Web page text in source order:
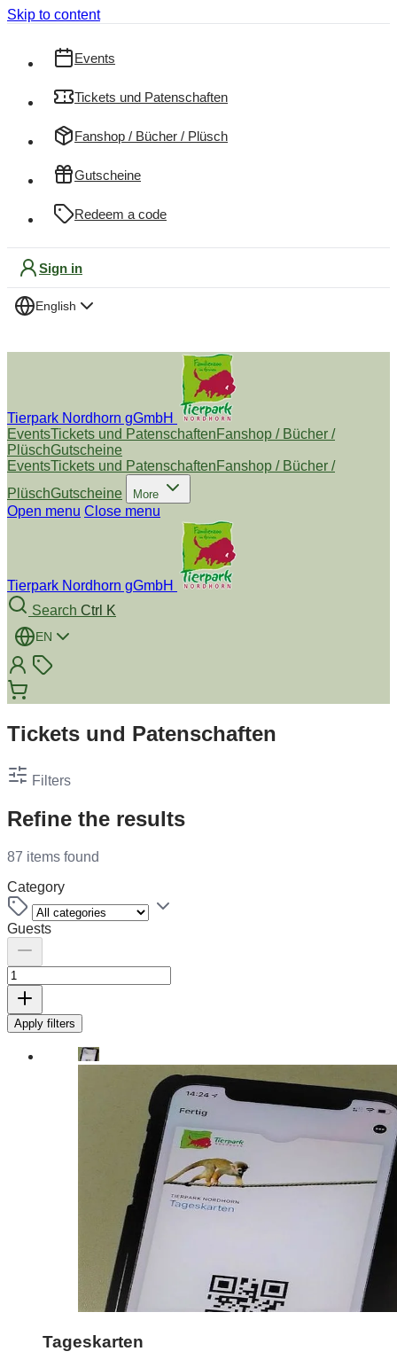
Skip to content
Events
Tickets und Patenschaften
Fanshop / Bücher / Plüsch
Gutscheine
Redeem a code
Sign in
English
Tierpark Nordhorn gGmbH
EventsTickets und PatenschaftenFanshop / Bücher /
PlüschGutscheine
EventsTickets und PatenschaftenFanshop / Bücher /
PlüschGutscheine More
Open menu Close menu
Tierpark Nordhorn gGmbH
Search Ctrl K
EN
Tickets und Patenschaften
Filters
Refine the results
87 items found
Category
Guests
Apply filters
Tageskarten